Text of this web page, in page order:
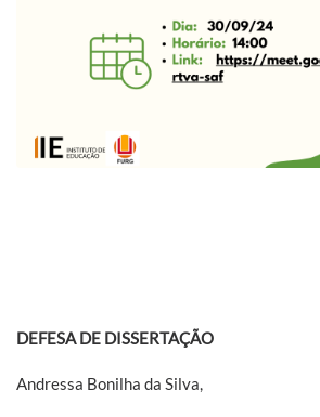
DEFESA DE DISSERTAÇÃO
Andressa Bonilha da Silva,